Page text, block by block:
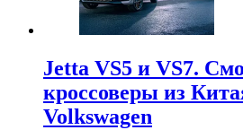
Jetta VS5 и VS7.
кроссоверы из
Volkswagen